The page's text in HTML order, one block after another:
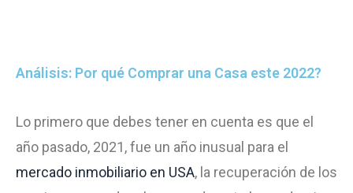
Análisis: Por qué Comprar una Casa este 2022?
Lo primero que debes tener en cuenta es que el
año pasado, 2021, fue un año inusual para el
mercado inmobiliario en USA, la recuperación de los